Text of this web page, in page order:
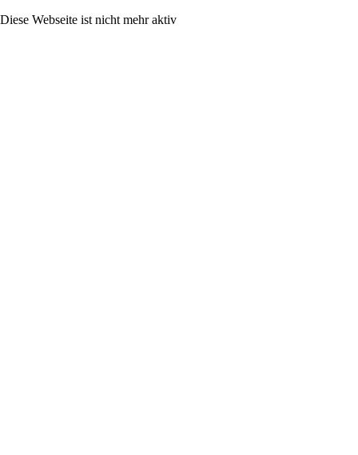
Diese Webseite ist nicht mehr aktiv